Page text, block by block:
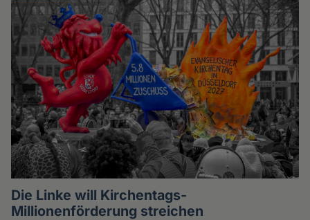
Die Linke will Kirchentags-
Millionenförderung streichen